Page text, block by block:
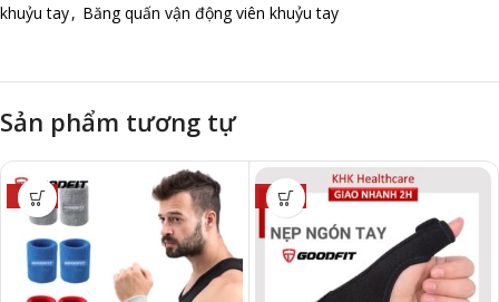
khuỷu tay, Băng quấn vận động viên khuỷu tay
Sản phẩm tương tự
-34% -29%